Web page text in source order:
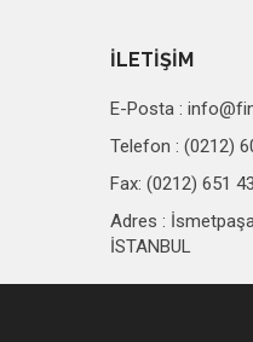
İLETİŞİM
E-Posta :
Telefon : (0212)
Fax: (0212) 651
Adres :
İSTANBUL